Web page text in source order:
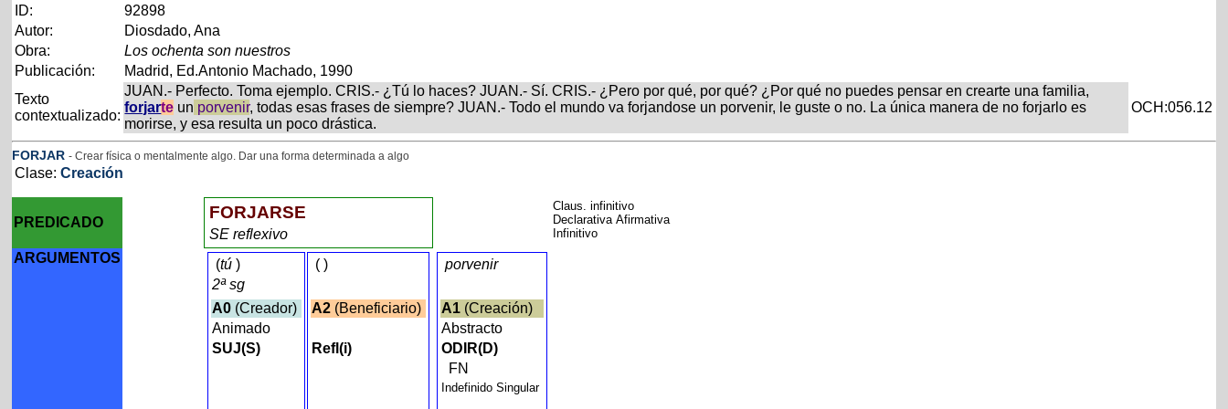
ID:
92898
Autor:
Diosdado, Ana
Obra:
Los ochenta son nuestros
Publicación:
Madrid, Ed.Antonio Machado, 1990
Texto
contextualizado:
JUAN.- Perfecto. Toma ejemplo. CRIS.- ¿Tú lo haces? JUAN.- Sí. CRIS.- ¿Pero por qué, por qué? ¿Por qué no puedes pensar en crearte una familia,
forjarte un porvenir, todas esas frases de siempre? JUAN.- Todo el mundo va forjandose un porvenir, le guste o no. La única manera de no forjarlo es
morirse, y esa resulta un poco drástica.
OCH:056.12
FORJAR - Crear física o mentalmente algo. Dar una forma determinada a algo
Clase:Creación
PREDICADO
FORJARSE
SE reflexivo
Claus. infinitivo
Declarativa Afirmativa
Infinitivo
ARGUMENTOS (tú )
2ª sg
A0 (Creador)
Animado
SUJ(S)
( )
A2 (Beneficiario)
Refl(i)
porvenir
A1 (Creación)
Abstracto
ODIR(D)
FN
Indefinido Singular